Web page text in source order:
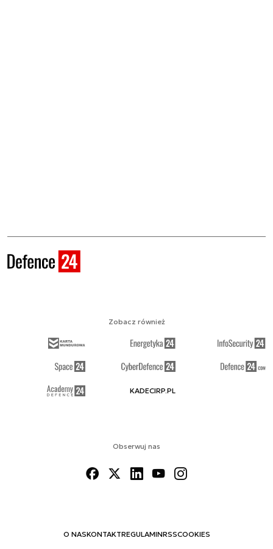
Obserwuj nas
O NASKONTAKTREGULAMINRSSCOOKIES
Zobacz również
KADECIRP.PL